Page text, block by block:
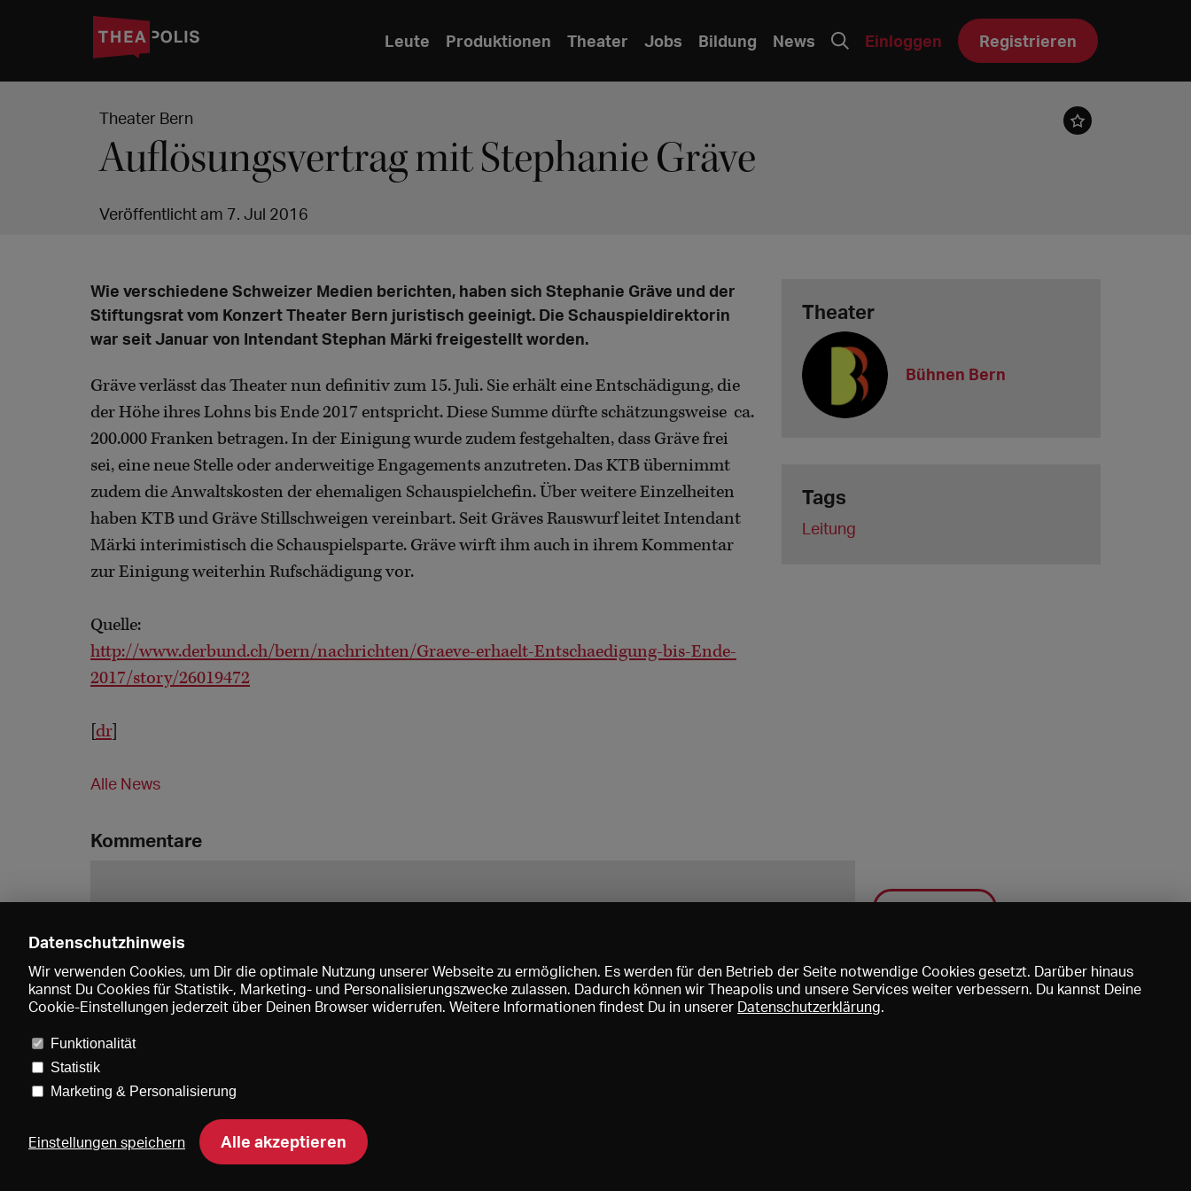
Leute Produktionen Theater Jobs Bildung News Einloggen Registrieren
Theater Bern
Auflösungsvertrag mit Stephanie Gräve
Veröffentlicht am 7. Jul 2016
Wie verschiedene Schweizer Medien berichten, haben sich Stephanie Gräve und der
Stiftungsrat vom Konzert Theater Bern juristisch geeinigt. Die Schauspieldirektorin
war seit Januar von Intendant Stephan Märki freigestellt worden.
Gräve verlässt das Theater nun definitiv zum 15. Juli. Sie erhält eine Entschädigung, die
der Höhe ihres Lohns bis Ende 2017 entspricht. Diese Summe dürfte schätzungsweise ca.
200.000 Franken betragen. In der Einigung wurde zudem festgehalten, dass Gräve frei
sei, eine neue Stelle oder anderweitige Engagements anzutreten. Das KTB übernimmt
zudem die Anwaltskosten der ehemaligen Schauspielchefin. Über weitere Einzelheiten
haben KTB und Gräve Stillschweigen vereinbart. Seit Gräves Rauswurf leitet Intendant
Märki interimistisch die Schauspielsparte. Gräve wirft ihm auch in ihrem Kommentar
zur Einigung weiterhin Rufschädigung vor.
Quelle:
http://www.derbund.ch/bern/nachrichten/Graeve-erhaelt-Entschaedigung-bis-Ende-
2017/story/26019472
dr]
Alle News
Theater
Bühnen Bern
Tags
Leitung
Kommentare
Speichern
Datenschutzhinweis
Wir verwenden Cookies, um Dir die optimale Nutzung unserer Webseite zu ermöglichen. Es werden für den Betrieb der Seite notwendige Cookies gesetzt. Darüber hinaus
kannst Du Cookies für Statistik-, Marketing- und Personalisierungszwecke zulassen. Dadurch können wir Theapolis und unsere Services weiter verbessern. Du kannst Deine
Cookie-Einstellungen jederzeit über Deinen Browser widerrufen. Weitere Informationen findest Du in unserer Datenschutzerklärung.
Funktionalität
Statistik
Marketing & Personalisierung
Einstellungen speichern Alle akzeptieren